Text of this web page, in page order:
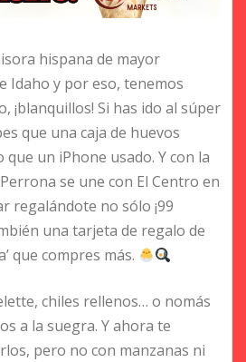
hispana de mayor
Idaho y por eso, tenemos
¡blanquillos! Si has ido al súper
que una caja de huevos
que un iPhone usado. Y con la
se une con El Centro en
regalándote no sólo ¡99
una tarjeta de regalo de
que compres más.
chiles rellenos… o nomás
a la suegra. Y ahora te
pero no con manzanas ni